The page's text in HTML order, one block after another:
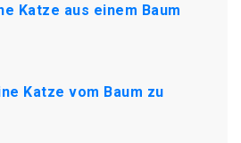
Katze aus einem Baum
Katze vom Baum zu